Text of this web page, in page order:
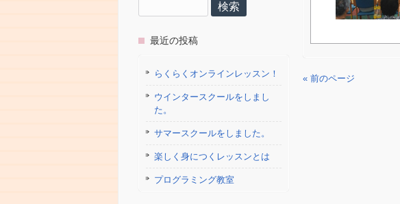
« 前のページ
索:
最近の投稿
らくらくオンラインレッスン！
ウインタースクールをしまし
た。
サマースクールをしました。
楽しく身につくレッスンとは
プログラミング教室